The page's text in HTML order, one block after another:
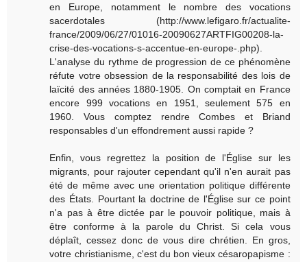
en Europe, notamment le nombre des vocations
sacerdotales (http://www.lefigaro.fr/actualite-
france/2009/06/27/01016-20090627ARTFIG00208-la-
crise-des-vocations-s-accentue-en-europe-.php).
L'analyse du rythme de progression de ce phénomène
réfute votre obsession de la responsabilité des lois de
laïcité des années 1880-1905. On comptait en France
encore 999 vocations en 1951, seulement 575 en
1960. Vous comptez rendre Combes et Briand
responsables d'un effondrement aussi rapide ?
Enfin, vous regrettez la position de l'Église sur les
migrants, pour rajouter cependant qu'il n'en aurait pas
été de même avec une orientation politique différente
des États. Pourtant la doctrine de l'Église sur ce point
n'a pas à être dictée par le pouvoir politique, mais à
être conforme à la parole du Christ. Si cela vous
déplaît, cessez donc de vous dire chrétien. En gros,
votre christianisme, c'est du bon vieux césaropapisme :